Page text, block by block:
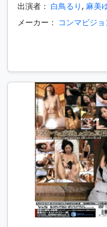
出演者： 白鳥るり , 麻美
メーカー： コンマビジョ